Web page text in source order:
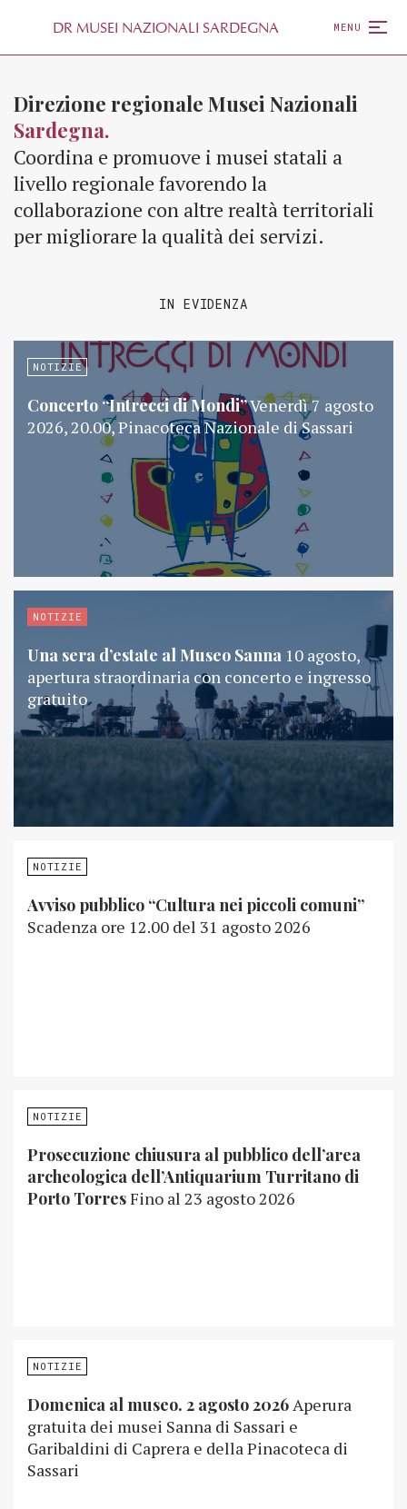
DR MUSEI NAZIONALI SARDEGNA MENU
Direzione regionale Musei Nazionali
Sardegna.
Coordina e promuove i musei statali a
livello regionale favorendo la
collaborazione con altre realtà territoriali
per migliorare la qualità dei servizi.
IN EVIDENZA
NOTIZIE
Concerto “Intrecci di Mondi”Venerdì 7 agosto
2026, 20.00, Pinacoteca Nazionale di Sassari
NOTIZIE
Una sera d’estate al Museo Sanna 10 agosto,
apertura straordinaria con concerto e ingresso
gratuito
NOTIZIE
Avviso pubblico “Cultura nei piccoli comuni”
Scadenza ore 12.00 del 31 agosto 2026
NOTIZIE
Prosecuzione chiusura al pubblico dell’area
archeologica dell’Antiquarium Turritano di
Porto TorresFino al 23 agosto 2026
NOTIZIE
Domenica al museo. 2 agosto 2026Aperura
gratuita dei musei Sanna di Sassari e
Garibaldini di Caprera e della Pinacoteca di
Sassari